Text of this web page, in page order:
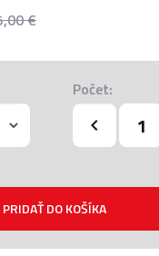
€
Počet: